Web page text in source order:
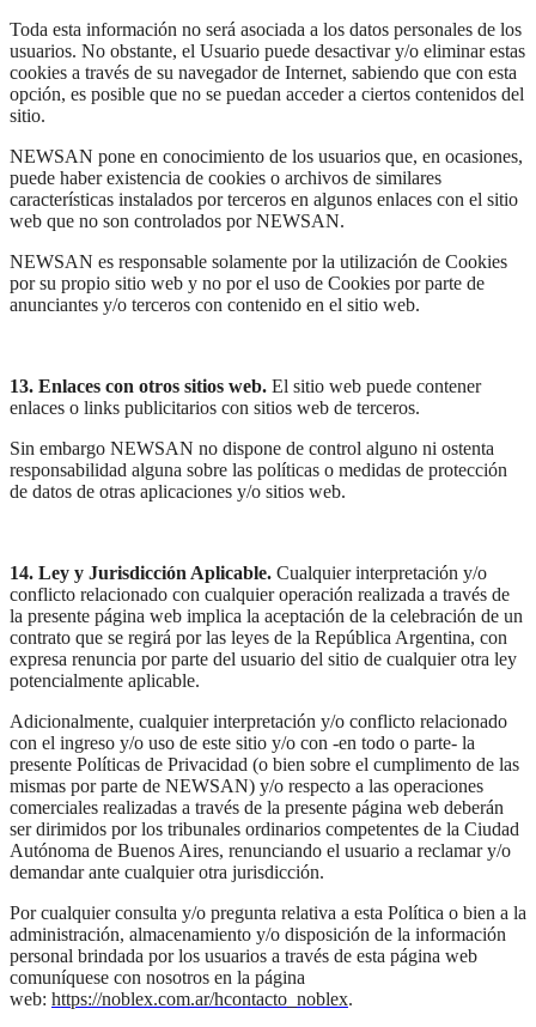
Toda esta información no será asociada a los datos personales de los
usuarios. No obstante, el Usuario puede desactivar y/o eliminar estas
cookies a través de su navegador de Internet, sabiendo que con esta
opción, es posible que no se puedan acceder a ciertos contenidos del
sitio.
NEWSAN pone en conocimiento de los usuarios que, en ocasiones,
puede haber existencia de cookies o archivos de similares
características instalados por terceros en algunos enlaces con el sitio
web que no son controlados por NEWSAN.
NEWSAN es responsable solamente por la utilización de Cookies
por su propio sitio web y no por el uso de Cookies por parte de
anunciantes y/o terceros con contenido en el sitio web.
13. Enlaces con otros sitios web. El sitio web puede contener
enlaces o links publicitarios con sitios web de terceros.
Sin embargo NEWSAN no dispone de control alguno ni ostenta
responsabilidad alguna sobre las políticas o medidas de protección
de datos de otras aplicaciones y/o sitios web.
14. Ley y Jurisdicción Aplicable. Cualquier interpretación y/o
conflicto relacionado con cualquier operación realizada a través de
la presente página web implica la aceptación de la celebración de un
contrato que se regirá por las leyes de la República Argentina, con
expresa renuncia por parte del usuario del sitio de cualquier otra ley
potencialmente aplicable.
Adicionalmente, cualquier interpretación y/o conflicto relacionado
con el ingreso y/o uso de este sitio y/o con -en todo o parte- la
presente Políticas de Privacidad (o bien sobre el cumplimento de las
mismas por parte de NEWSAN) y/o respecto a las operaciones
comerciales realizadas a través de la presente página web deberán
ser dirimidos por los tribunales ordinarios competentes de la Ciudad
Autónoma de Buenos Aires, renunciando el usuario a reclamar y/o
demandar ante cualquier otra jurisdicción.
Por cualquier consulta y/o pregunta relativa a esta Política o bien a la
administración, almacenamiento y/o disposición de la información
personal brindada por los usuarios a través de esta página web
comuníquese con nosotros en la página
web: https://noblex.com.ar/hcontacto_noblex.